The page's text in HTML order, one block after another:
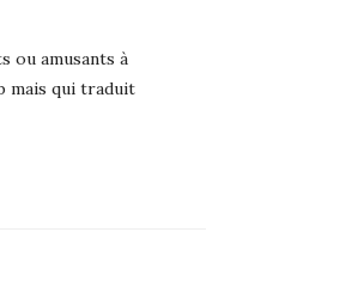
ou amusants à
mais qui traduit